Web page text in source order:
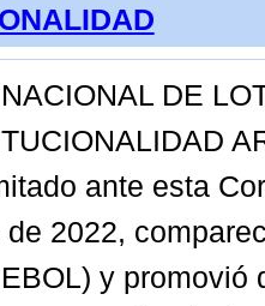
DE
ante esta
2022,
y